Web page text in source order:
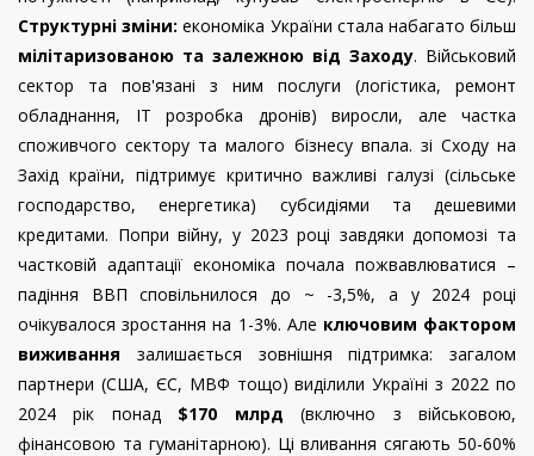
Структурні зміни:економіка України стала набагато більш
мілітаризованою та залежною від Заходу. Військовий
сектор та пов'язані з ним послуги (логістика, ремонт
обладнання, IT розробка дронів) виросли, але частка
споживчого сектору та малого бізнесу впала. зі Сходу на
Захід країни, підтримує критично важливі галузі (сільське
господарство, енергетика) субсидіями та дешевими
кредитами. Попри війну, у 2023 році завдяки допомозі та
частковій адаптації економіка почала пожвавлюватися –
падіння ВВП сповільнилося до ~ -3,5%, а у 2024 році
очікувалося зростання на 1-3%. Але ключовим фактором
виживання залишається зовнішня підтримка: загалом
партнери (США, ЄС, МВФ тощо) виділили Україні з 2022 по
2024 рік понад $170 млрд (включно з військовою,
фінансовою та гуманітарною). Ці вливання сягають 50-60%